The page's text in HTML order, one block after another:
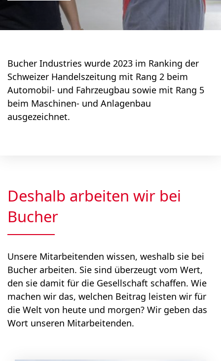
Bucher Industries wurde 2023 im Ranking der
Schweizer Handelszeitung mit Rang 2 beim
Automobil- und Fahrzeugbau sowie mit Rang 5
beim Maschinen- und Anlagenbau
ausgezeichnet.
Deshalb arbeiten wir bei
Bucher
Unsere Mitarbeitenden wissen, weshalb sie bei
Bucher arbeiten. Sie sind überzeugt vom Wert,
den sie damit für die Gesellschaft schaffen. Wie
machen wir das, welchen Beitrag leisten wir für
die Welt von heute und morgen? Wir geben das
Wort unseren Mitarbeitenden.